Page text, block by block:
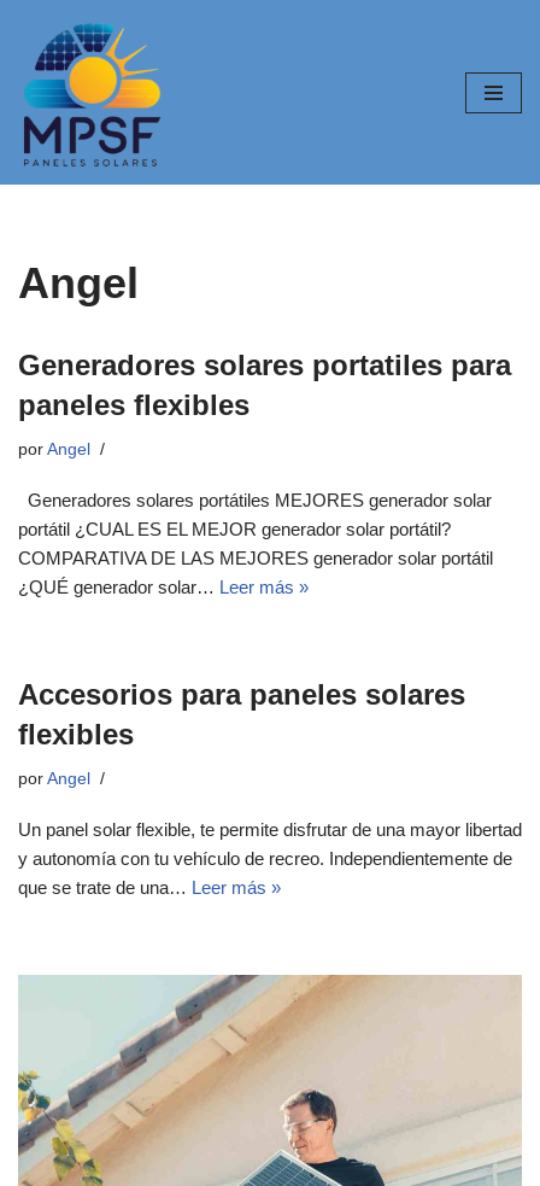
Saltar
al
contenido
Angel
Generadores solares portatiles para
paneles flexibles
por Angel
Generadores solares portátiles MEJORES generador solar
portátil ¿CUAL ES EL MEJOR generador solar portátil?
COMPARATIVA DE LAS MEJORES generador solar portátil
¿QUÉ generador solar… Leer más »
Accesorios para paneles solares
flexibles
por Angel
Un panel solar flexible, te permite disfrutar de una mayor libertad
y autonomía con tu vehículo de recreo. Independientemente de
que se trate de una… Leer más »